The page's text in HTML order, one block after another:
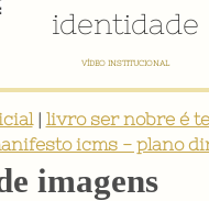
identidade
VÍDEO INSTITUCIONAL
| livro ser nobre é
icms - plano
imagens